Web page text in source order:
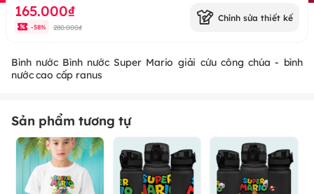
165.000₫
-58% 280.000₫
Chỉnh sửa thiết kế
Bình nước Bình nước Super Mario giải cứu công chúa - bình
nước cao cấp ranus
Sản phẩm tương tự